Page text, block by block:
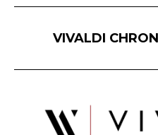
VIVALDI